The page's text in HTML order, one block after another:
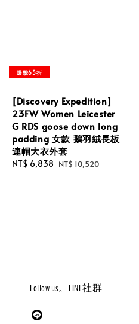
爆擊65折
[Discovery Expedition]
23FW Women Leicester
G RDS goose down long
padding 女款 鵝羽絨長板
連帽大衣外套
Sale
NT$ 6,838 Regular
NT$ 10,520
Follow us。LINE社群